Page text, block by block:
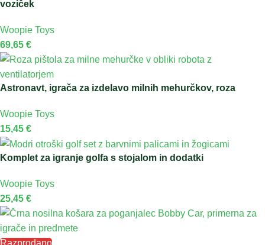
voziček
Woopie Toys
69,65 €
Astronavt, igrača za izdelavo milnih mehurčkov, roza
Woopie Toys
15,45 €
Komplet za igranje golfa s stojalom in dodatki
Woopie Toys
25,45 €
Razprodano